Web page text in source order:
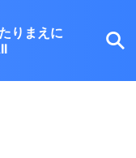
りまえに